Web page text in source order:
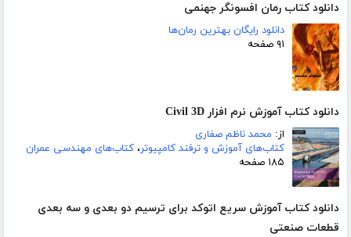
دانلود کتاب رمان افسونگر جهنمی
دانلود رایگان بهترین رمان‌ها
۹۱ صفحه
دانلود کتاب آموزش نرم افزار Civil 3D
از: محمد ناظم صفاری
کتاب‌های آموزش و ترفند کامپیوتر، کتاب‌های مهندسی عمران
۱۸۵ صفحه
دانلود کتاب آموزش سریع اتوکد برای ترسیم دو بعدی و سه بعدی
قطعات صنعتی